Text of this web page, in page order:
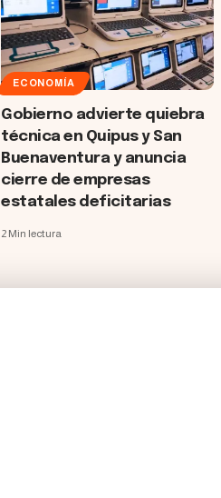
ECONOMÍA
Gobierno advierte quiebra
técnica en Quipus y San
Buenaventura y anuncia
cierre de empresas
estatales deficitarias
2 Min lectura